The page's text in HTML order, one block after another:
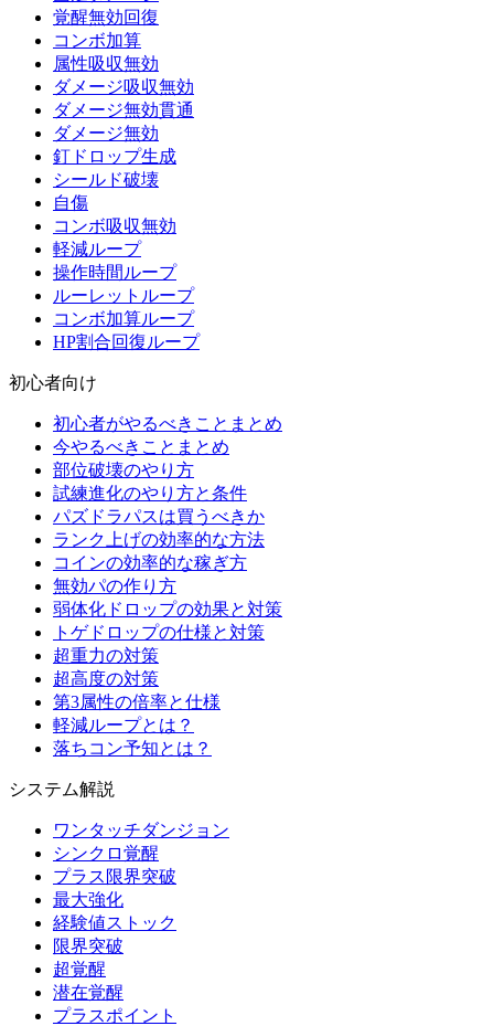
覚醒無効回復
コンボ加算
属性吸収無効
ダメージ吸収無効
ダメージ無効貫通
ダメージ無効
釘ドロップ生成
シールド破壊
自傷
コンボ吸収無効
軽減ループ
操作時間ループ
ルーレットループ
コンボ加算ループ
HP割合回復ループ
初心者向け
初心者がやるべきことまとめ
今やるべきことまとめ
部位破壊のやり方
試練進化のやり方と条件
パズドラパスは買うべきか
ランク上げの効率的な方法
コインの効率的な稼ぎ方
無効パの作り方
弱体化ドロップの効果と対策
トゲドロップの仕様と対策
超重力の対策
超高度の対策
第3属性の倍率と仕様
軽減ループとは？
落ちコン予知とは？
システム解説
ワンタッチダンジョン
シンクロ覚醒
プラス限界突破
最大強化
経験値ストック
限界突破
超覚醒
潜在覚醒
プラスポイント